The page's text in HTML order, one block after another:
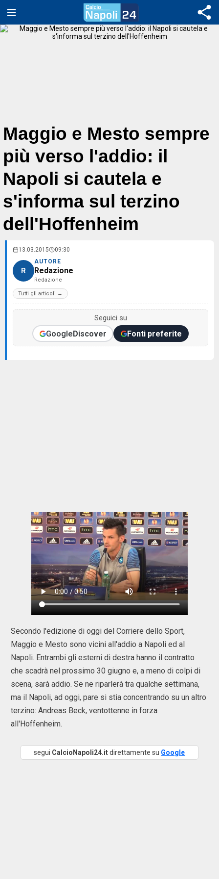
Maggio e Mesto sempre
più verso l'addio: il
Napoli si cautela e
s'informa sul terzino
dell'Hoffenheim
13.03.2015 09:30
R
AUTORE
Redazione
Redazione
Tutti gli articoli →
Seguici su
GoogleDiscover Fonti preferite
Secondo l'edizione di oggi del Corriere dello Sport,
Maggio e Mesto sono vicini all'addio a Napoli ed al
Napoli. Entrambi gli esterni di destra hanno il contratto
che scadrà nel prossimo 30 giugno e, a meno di colpi di
scena, sarà addio. Se ne riparlerà tra qualche settimana,
ma il Napoli, ad oggi, pare si stia concentrando su un altro
terzino: Andreas Beck, ventottenne in forza
all'Hoffenheim.
segui CalcioNapoli24.itdirettamente su Google